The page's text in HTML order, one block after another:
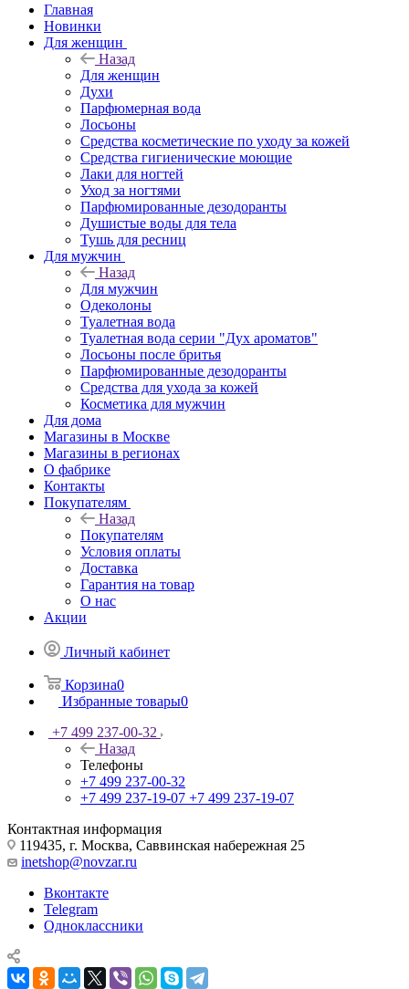
Главная
Новинки
Для женщин
Назад
Для женщин
Духи
Парфюмерная вода
Лосьоны
Средства косметические по уходу за кожей
Средства гигиенические моющие
Лаки для ногтей
Уход за ногтями
Парфюмированные дезодоранты
Душистые воды для тела
Тушь для ресниц
Для мужчин
Назад
Для мужчин
Одеколоны
Туалетная вода
Туалетная вода серии "Дух ароматов"
Лосьоны после бритья
Парфюмированные дезодоранты
Средства для ухода за кожей
Косметика для мужчин
Для дома
Магазины в Москве
Магазины в регионах
О фабрике
Контакты
Покупателям
Назад
Покупателям
Условия оплаты
Доставка
Гарантия на товар
О нас
Акции
Личный кабинет
Корзина0
Избранные товары0
+7 499 237-00-32
Назад
Телефоны
+7 499 237-00-32
+7 499 237-19-07 +7 499 237-19-07
Контактная информация
119435, г. Москва, Саввинская набережная 25
inetshop@novzar.ru
Вконтакте
Telegram
Одноклассники